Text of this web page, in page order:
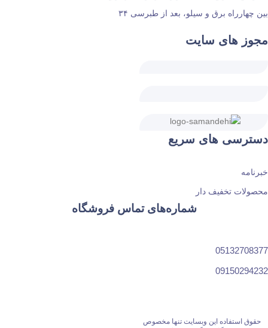
بین چهارراه برق و سیلو، بعد از طبرسی ۳۴
مجوز های سایت
دسترسی های سریع
خبرنامه
محصولات تخفیف دار
شماره‌های تماس فروشگاه
05132708377
09150294232
حقوق استفاده این وبسایت تنها مخصوص